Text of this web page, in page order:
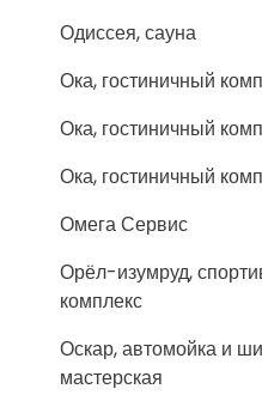
Одиссея, сауна
Ока, гостиничный
Ока, гостиничный
Ока, гостиничный
Омега Сервис
Орёл-изумруд,
комплекс
Оскар, автомойка и
мастерская